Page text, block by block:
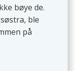
bøye de.
ble
på